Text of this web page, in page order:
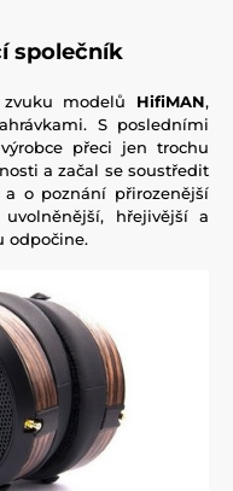
společník
modelů HifiMAN,
S posledními
přeci jen trochu
a začal se soustředit
o poznání přirozenější
hřejivější a
odpočine.